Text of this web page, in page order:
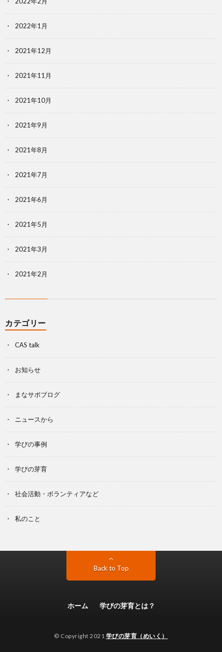
2022年1月
2021年12月
2021年11月
2021年10月
2021年9月
2021年8月
2021年7月
2021年6月
2021年5月
2021年3月
2021年2月
カテゴリー
CAS talk
お知らせ
まなサポブログ
ニュースから
学びの事例
学びの芽育
社会活動・ボランティアなど
私のこと
Back to Top
ホーム 学びの芽育とは？
© Copyright 2021 学びの芽育（めいく）